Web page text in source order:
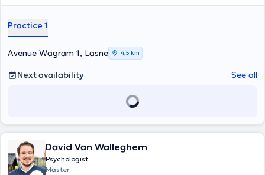
Practice 1
Avenue Wagram 1, Lasne 4,5 km
Next availability See all
David Van Walleghem
Psychologist
Master